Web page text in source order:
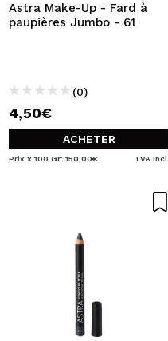
Astra Make-Up - Fard à
paupières Jumbo - 61
(0)
4,50€
ACHETER
Prix x 100 Gr: 150,00€ TVA Incl.